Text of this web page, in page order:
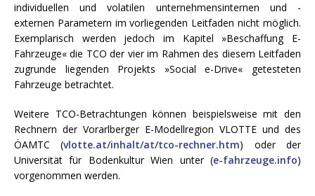
individuellen und volatilen unternehmensinternen und -
externen Parametern im vorliegenden Leitfaden nicht möglich.
Exemplarisch werden jedoch im Kapitel »Beschaffung E-
Fahrzeuge« die TCO der vier im Rahmen des diesem Leitfaden
zugrunde liegenden Projekts »Social e-Drive« getesteten
Fahrzeuge betrachtet.
Weitere TCO-Betrachtungen können beispielsweise mit den
Rechnern der Vorarlberger E-Modellregion VLOTTE und des
ÖAMTC (vlotte.at/inhalt/at/tco-rechner.htm) oder der
Universität für Bodenkultur Wien unter (e-fahrzeuge.info)
vorgenommen werden.